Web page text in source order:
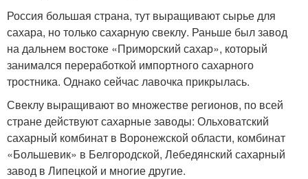
Россия большая страна, тут выращивают сырье для
сахара, но только сахарную свеклу. Раньше был завод
на дальнем востоке «Приморский сахар», который
занимался переработкой импортного сахарного
тростника. Однако сейчас лавочка прикрылась.
Свеклу выращивают во множестве регионов, по всей
стране действуют сахарные заводы: Ольховатский
сахарный комбинат в Воронежской области, комбинат
«Большевик» в Белгородской, Лебедянский сахарный
завод в Липецкой и многие другие.